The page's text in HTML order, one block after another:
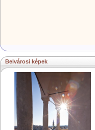
Belvárosi képek